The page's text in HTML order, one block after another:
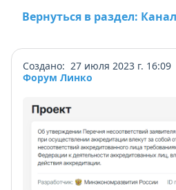
Вернуться в раздел:
Создано: 27 июля 2023 г. 16:09
Форум Линко